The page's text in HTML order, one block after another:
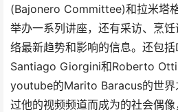
(Bajonero Committee)和拉米塔
举办一系列讲座，还有采访、烹
络最新趋势和影响的信息。还包
Santiago Giorgini和Roberto
youtube的Marito Baracus的世界
过他的视频频道而成为的社会偶